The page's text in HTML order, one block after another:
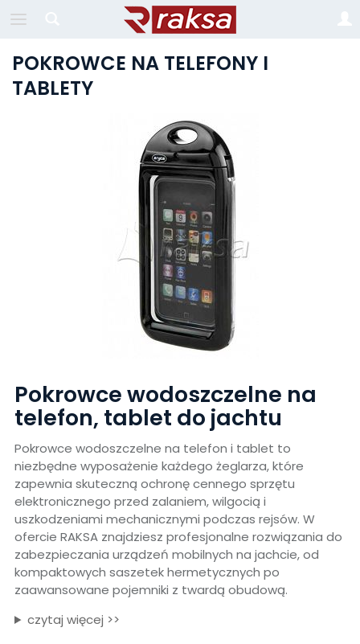
POKROWCE NA TELEFONY I
TABLETY
Pokrowce wodoszczelne na
telefon, tablet do jachtu
Pokrowce wodoszczelne na telefon i tablet to
niezbędne wyposażenie każdego żeglarza, które
zapewnia skuteczną ochronę cennego sprzętu
elektronicznego przed zalaniem, wilgocią i
uszkodzeniami mechanicznymi podczas rejsów. W
ofercie RAKSA znajdziesz profesjonalne rozwiązania do
zabezpieczania urządzeń mobilnych na jachcie, od
kompaktowych saszetek hermetycznych po
zaawansowane pojemniki z twardą obudową.
czytaj więcej >>